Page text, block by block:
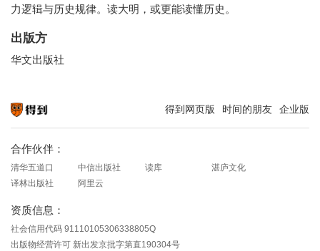
力逻辑与历史规律。读大明，或更能读懂历史。
出版方
华文出版社
得到网页版 时间的朋友 企业版
合作伙伴：
清华五道口 中信出版社 读库
湛庐文化
译林出版社
阿里云
资质信息：
社会信用代码 91110105306338805Q
出版物经营许可 新出发京批字第直190304号